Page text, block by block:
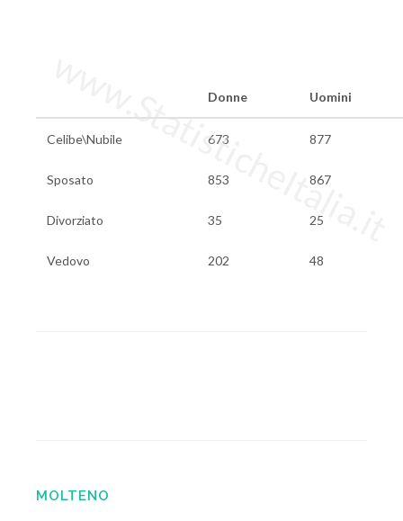
Donne Uomini
Celibe\Nubile 673 877
Sposato 853 867
Divorziato 35 25
Vedovo 202 48
www.StatisticheItalia.it
MOLTENO